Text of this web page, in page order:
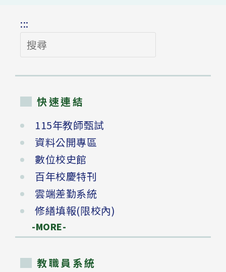
:::
搜
尋
快速連結
115年教師甄試
資料公開專區
數位校史館
百年校慶特刊
雲端差勤系統
修繕填報(限校內)
-MORE-
教職員系統